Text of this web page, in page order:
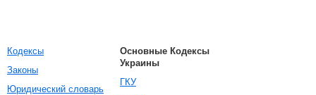
Кодексы
Законы
Юридический словарь
Основные Кодексы
Украины
ГКУ